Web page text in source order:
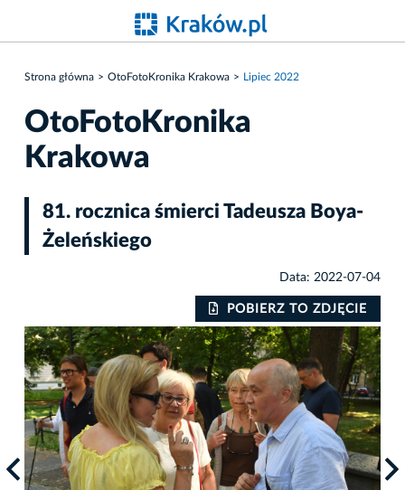
Strona główna OtoFotoKronika Krakowa Lipiec 2022
OtoFotoKronika
Krakowa
81. rocznica śmierci Tadeusza Boya-
Żeleńskiego
Data: 2022-07-04
POBIERZ TO ZDJĘCIE